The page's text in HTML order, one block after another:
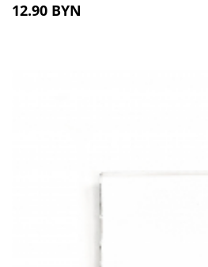
12.90 BYN